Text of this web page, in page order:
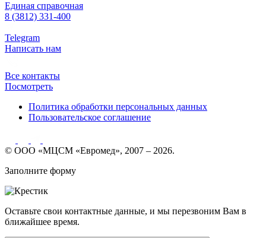
Единая справочная
8 (3812) 331-400
Telegram
Написать нам
Все контакты
Посмотреть
Политика обработки персональных данных
Пользовательское соглашение
© ООО «МЦСМ «Евромед», 2007 – 2026.
Заполните форму
Оставьте свои контактные данные, и мы перезвоним Вам в
ближайшее время.